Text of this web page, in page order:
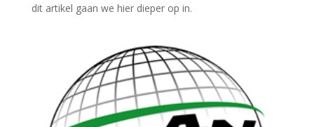
dit artikel gaan we hier dieper op in.